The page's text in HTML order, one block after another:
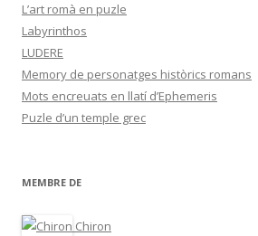
L’art romà en puzle
Labyrinthos
LUDERE
Memory de personatges històrics romans
Mots encreuats en llatí d’Ephemeris
Puzle d’un temple grec
MEMBRE DE
Chiron